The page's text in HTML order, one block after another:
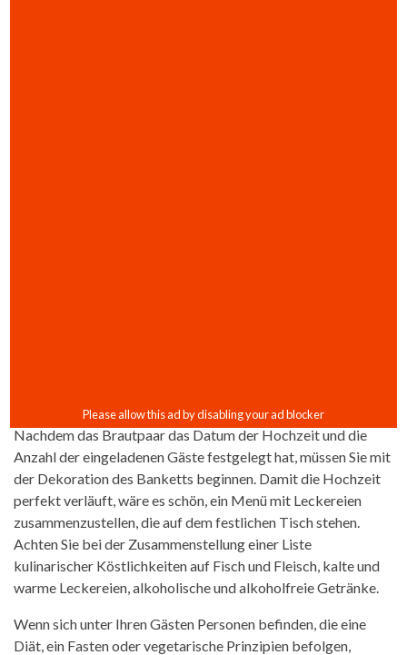
Nachdem das Brautpaar das Datum der Hochzeit und die
Anzahl der eingeladenen Gäste festgelegt hat, müssen Sie mit
der Dekoration des Banketts beginnen. Damit die Hochzeit
perfekt verläuft, wäre es schön, ein Menü mit Leckereien
zusammenzustellen, die auf dem festlichen Tisch stehen.
Achten Sie bei der Zusammenstellung einer Liste
kulinarischer Köstlichkeiten auf Fisch und Fleisch, kalte und
warme Leckereien, alkoholische und alkoholfreie Getränke.
Wenn sich unter Ihren Gästen Personen befinden, die eine
Diät, ein Fasten oder vegetarische Prinzipien befolgen,